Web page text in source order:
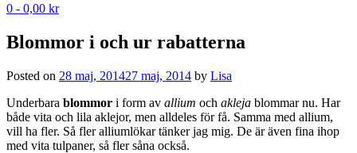
0 - 0,00 kr
Blommor i och ur rabatterna
Posted on 28 maj, 201427 maj, 2014 by Lisa
Underbara blommor i form av allium och akleja blommar nu. Har
både vita och lila aklejor, men alldeles för få. Samma med allium,
vill ha fler. Så fler alliumlökar tänker jag mig. De är även fina ihop
med vita tulpaner, så fler såna också.